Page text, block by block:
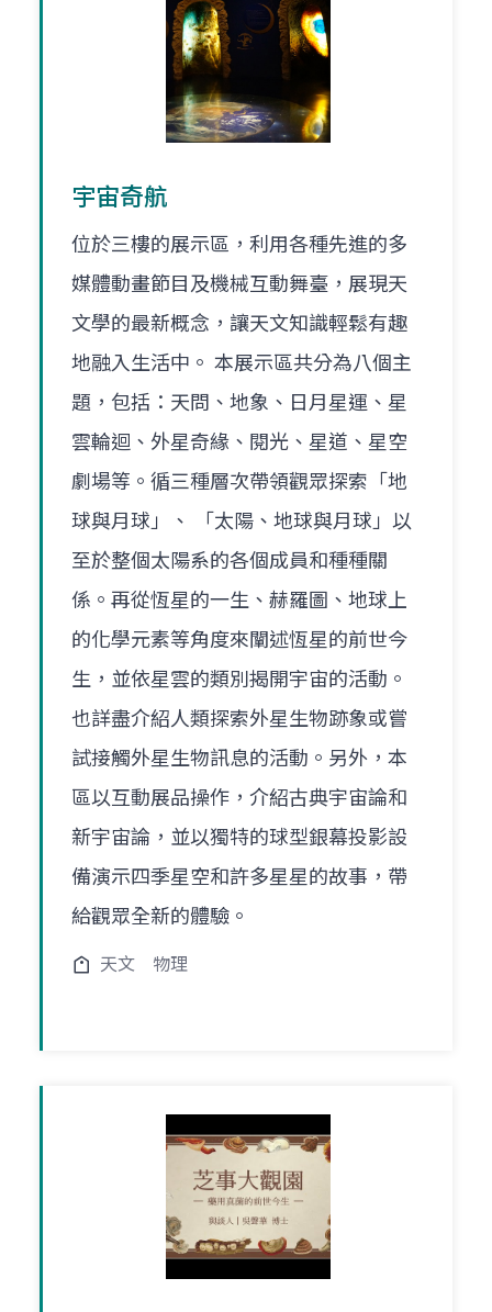
宇宙奇航
位於三樓的展示區，利用各種先進的多
媒體動畫節目及機械互動舞臺，展現天
文學的最新概念，讓天文知識輕鬆有趣
地融入生活中。 本展示區共分為八個主
題，包括：天問、地象、日月星運、星
雲輪迴、外星奇緣、閱光、星道、星空
劇場等。循三種層次帶領觀眾探索「地
球與月球」、 「太陽、地球與月球」以
至於整個太陽系的各個成員和種種關
係。再從恆星的一生、赫羅圖、地球上
的化學元素等角度來闡述恆星的前世今
生，並依星雲的類別揭開宇宙的活動。
也詳盡介紹人類探索外星生物跡象或嘗
試接觸外星生物訊息的活動。另外，本
區以互動展品操作，介紹古典宇宙論和
新宇宙論，並以獨特的球型銀幕投影設
備演示四季星空和許多星星的故事，帶
給觀眾全新的體驗。
天文 物理